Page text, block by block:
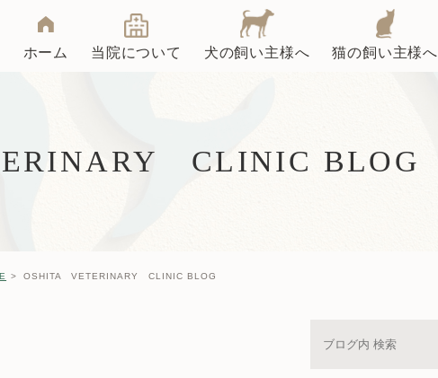
ホーム 当院について 犬の飼い主様へ 猫の飼い主様へ
CLINIC BLOG
OSHITA VETERINARY CLINIC BLOG